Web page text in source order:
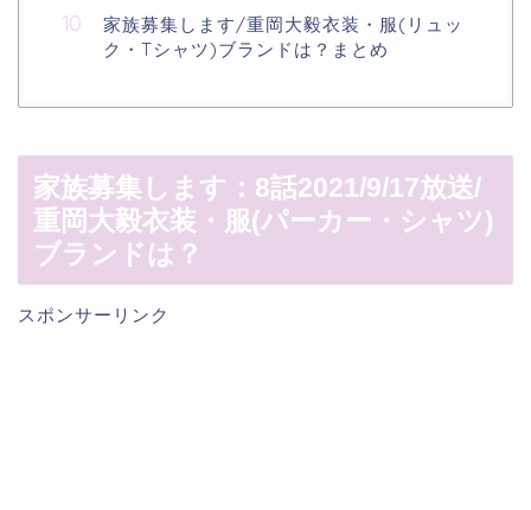
家族募集します/重岡大毅衣装・服(リュッ
ク・Tシャツ)ブランドは？まとめ
家族募集します：8話2021/9/17放送/
重岡大毅衣装・服(パーカー・シャツ)
ブランドは？
スポンサーリンク